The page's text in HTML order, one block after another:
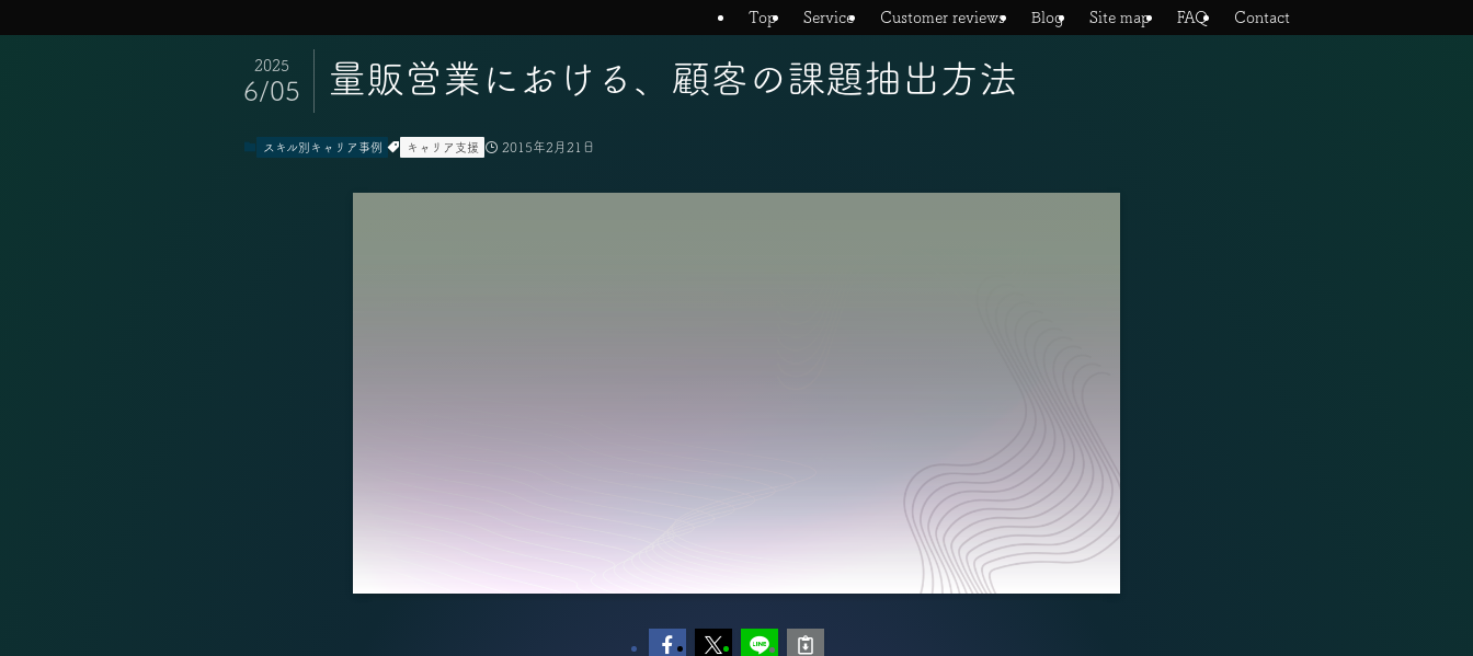
Top Service Customer reviews Blog Site map FAQ Contact
量販営業における、顧客の課題抽出方法
2025
6/05
スキル別キャリア事例 キャリア支援 2015年2月21日